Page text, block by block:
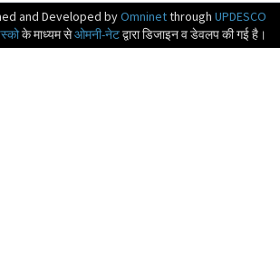
and Developed byOmninetthrough UPDESCO
के माध्यम सेओमनी-नेटद्वारा डिजाइन व डेवलप की गई है।